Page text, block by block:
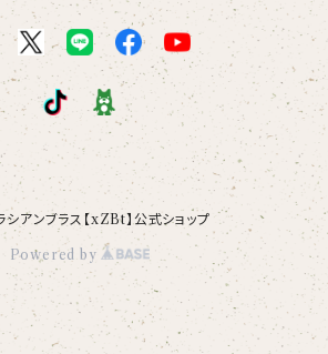
アンブラス【xZBt】公式ショップ
Powered by